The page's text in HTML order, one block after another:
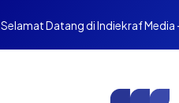
Selamat Datang di Indiekraf Media